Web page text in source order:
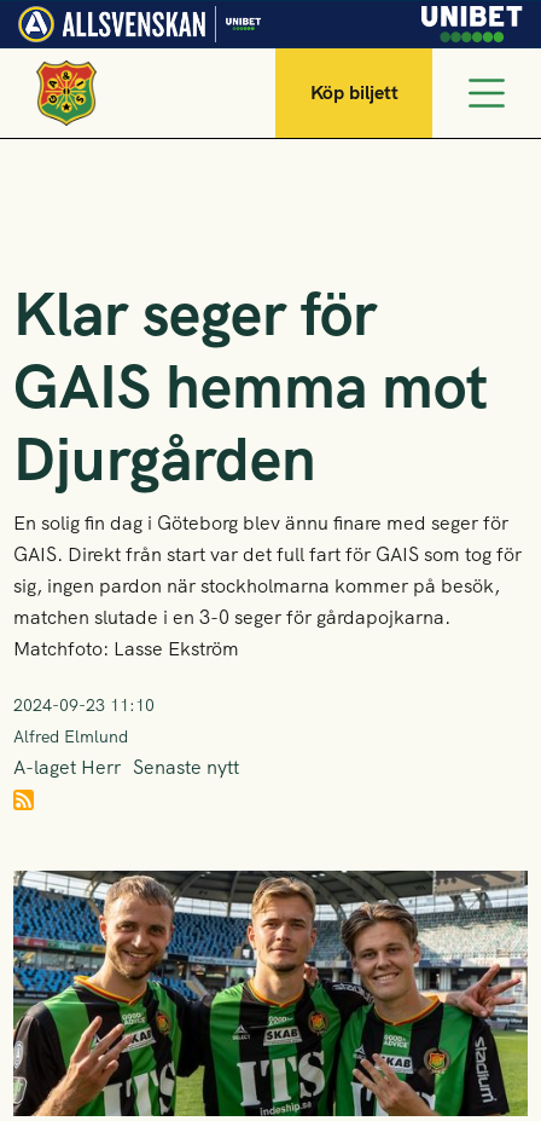
Köp biljett
Klar seger för
GAIS hemma mot
Djurgården
En solig fin dag i Göteborg blev ännu finare med seger för
GAIS. Direkt från start var det full fart för GAIS som tog för
sig, ingen pardon när stockholmarna kommer på besök,
matchen slutade i en 3-0 seger för gårdapojkarna.
Matchfoto: Lasse Ekström
2024-09-23 11:10
Alfred Elmlund
A-laget Herr Senaste nytt